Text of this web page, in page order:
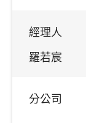
經理人
羅若宸
分公司